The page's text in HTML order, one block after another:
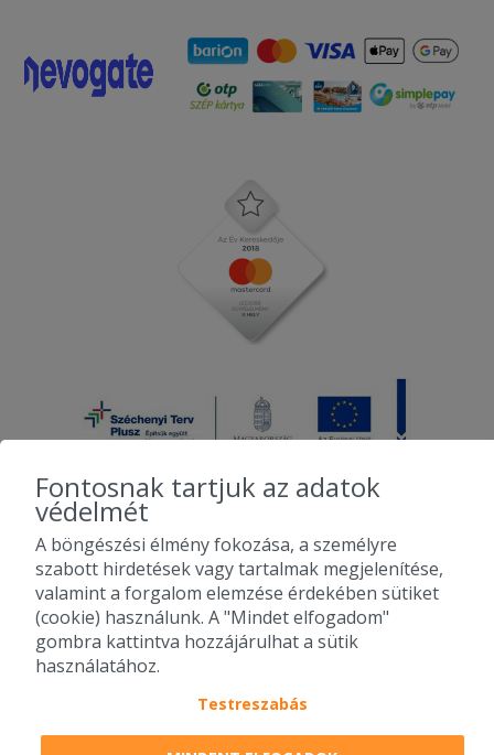
2010-2026 Copyright - Falatozz.hu - Diston-line Kft.
Pizza, gyros, hamburger, menük kedvező áron, egy helyen az összes
étterem ajánlata.
Fontosnak tartjuk az adatok
védelmét
A böngészési élmény fokozása, a személyre
szabott hirdetések vagy tartalmak megjelenítése,
valamint a forgalom elemzése érdekében sütiket
(cookie) használunk. A "Mindet elfogadom"
gombra kattintva hozzájárulhat a sütik
használatához.
Testreszabás